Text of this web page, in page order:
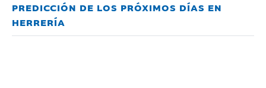
PREDICCIÓN DE LOS PRÓXIMOS DÍAS EN
HERRERÍA